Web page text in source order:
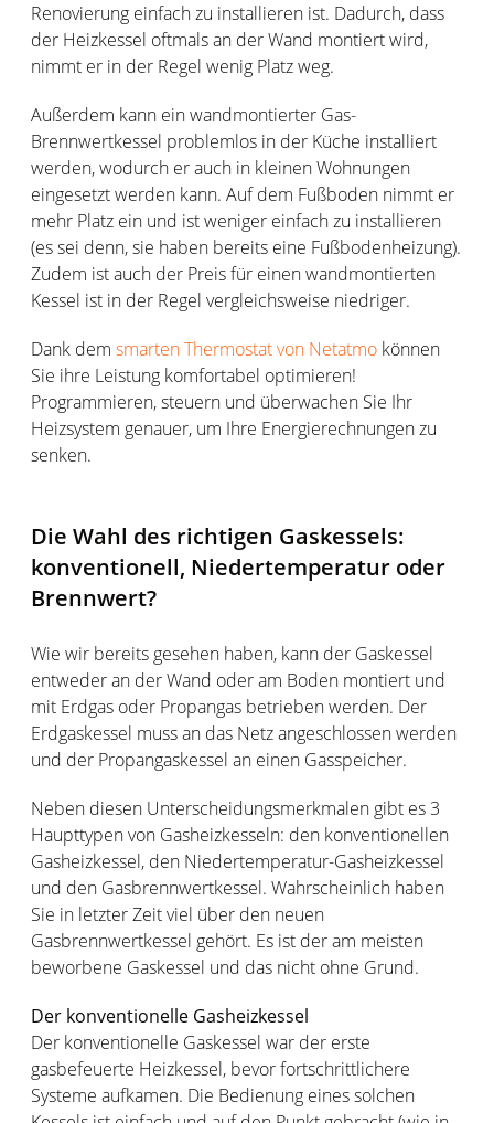
Renovierung einfach zu installieren ist. Dadurch, dass
der Heizkessel oftmals an der Wand montiert wird,
nimmt er in der Regel wenig Platz weg.
Außerdem kann ein wandmontierter Gas-
Brennwertkessel problemlos in der Küche installiert
werden, wodurch er auch in kleinen Wohnungen
eingesetzt werden kann. Auf dem Fußboden nimmt er
mehr Platz ein und ist weniger einfach zu installieren
(es sei denn, sie haben bereits eine Fußbodenheizung).
Zudem ist auch der Preis für einen wandmontierten
Kessel ist in der Regel vergleichsweise niedriger.
Dank dem smarten Thermostat von Netatmo können
Sie ihre Leistung komfortabel optimieren!
Programmieren, steuern und überwachen Sie Ihr
Heizsystem genauer, um Ihre Energierechnungen zu
senken.
Die Wahl des richtigen Gaskessels:
konventionell, Niedertemperatur oder
Brennwert?
Wie wir bereits gesehen haben, kann der Gaskessel
entweder an der Wand oder am Boden montiert und
mit Erdgas oder Propangas betrieben werden. Der
Erdgaskessel muss an das Netz angeschlossen werden
und der Propangaskessel an einen Gasspeicher.
Neben diesen Unterscheidungsmerkmalen gibt es 3
Haupttypen von Gasheizkesseln: den konventionellen
Gasheizkessel, den Niedertemperatur-Gasheizkessel
und den Gasbrennwertkessel. Wahrscheinlich haben
Sie in letzter Zeit viel über den neuen
Gasbrennwertkessel gehört. Es ist der am meisten
beworbene Gaskessel und das nicht ohne Grund.
Der konventionelle Gasheizkessel
Der konventionelle Gaskessel war der erste
gasbefeuerte Heizkessel, bevor fortschrittlichere
Systeme aufkamen. Die Bedienung eines solchen